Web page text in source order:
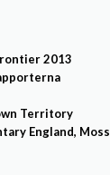
2013
Territory
England, Moss